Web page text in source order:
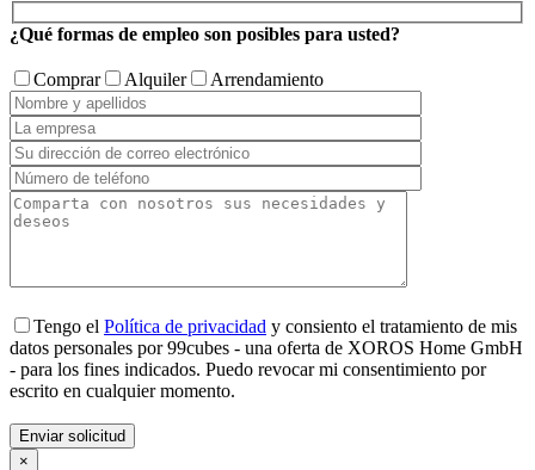
¿Qué formas de empleo son posibles para usted?
Comprar Alquiler Arrendamiento
Tengo el Política de privacidad y consiento el tratamiento de mis
datos personales por 99cubes - una oferta de XOROS Home GmbH
- para los fines indicados. Puedo revocar mi consentimiento por
escrito en cualquier momento.
×